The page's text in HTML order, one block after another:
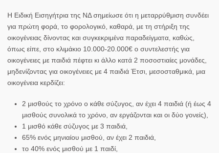
Η Ειδική Εισηγήτρια της ΝΔ σημείωσε ότι η μεταρρύθμιση συνδέει
για πρώτη φορά, το φορολογικό, καθαρά, με τη στήριξη της
οικογένειας δίνοντας και συγκεκριμένα παραδείγματα, καθώς,
όπως είπε, στο κλιμάκιο 10.000-20.000€ ο συντελεστής για
οικογένειες με παιδιά πέφτει κι άλλο κατά 2 ποσοστιαίες μονάδες,
μηδενίζοντας για οικογένειες με 4 παιδιά Έτσι, μεσοσταθμικά, μια
οικογένεια κερδίζει:
2 μισθούς το χρόνο ο κάθε σύζυγος, αν έχει 4 παιδιά (ή έως 4
μισθούς συνολικά το χρόνο, αν εργάζονται και οι δύο γονείς),
1 μισθό κάθε σύζυγος με 3 παιδιά,
65% ενός μηνιαίου μισθού, αν έχει 2 παιδιά,
το 40% ενός μισθού με 1 παιδί,